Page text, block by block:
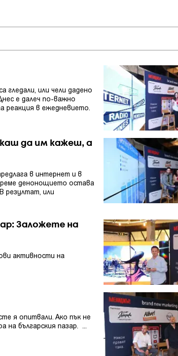
гледали, или чели дадено
е далеч по-важно
реакция в ежедневието.
да им кажеш, а
в интернет и в
денонощието остава
резултат, или
Заложете на
активности на
я опитвали. Ако пък не
на българския пазар. ...